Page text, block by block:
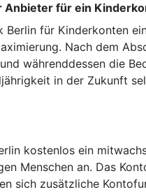
Anbieter für ein
für Kinderkonten
Nach dem
währenddessen die
in der Zukunft
kostenlos ein
Menschen an. Das
sich zusätzliche